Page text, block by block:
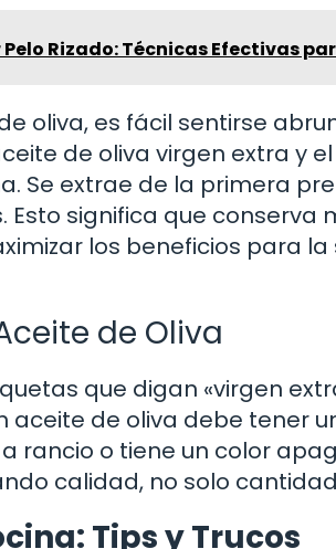
Pelo Rizado: Técnicas Efectivas
oliva, es fácil sentirse
de oliva virgen extra y
Se extrae de la primera
significa que conserva
los beneficios para
de Oliva
que digan «virgen
aceite de oliva debe tener
rancio o tiene un color
calidad, no solo
Tips y Trucos